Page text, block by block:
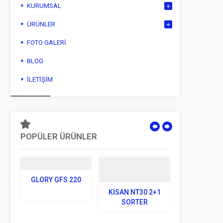
KURUMSAL
ÜRÜNLER
FOTO GALERI
BLOG
İLETIŞIM
POPÜLER ÜRÜNLER
GLORY GFS 220
KISAN NT30 2+1
SORTER